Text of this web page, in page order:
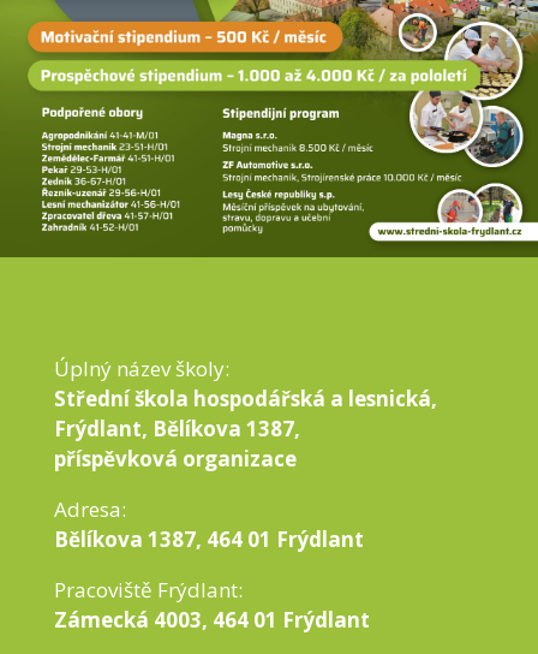
Úplný název školy:
Střední škola hospodářská a lesnická,
Frýdlant, Bělíkova 1387,
příspěvková organizace
Adresa:
Bělíkova 1387, 464 01 Frýdlant
Pracoviště Frýdlant:
Zámecká 4003, 464 01 Frýdlant